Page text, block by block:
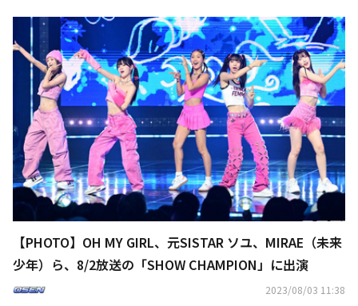
【PHOTO】OH MY GIRL、元SISTAR ソユ、MIRAE（未来
少年）ら、8/2放送の「SHOW CHAMPION」に出演
2023/08/03 11:38